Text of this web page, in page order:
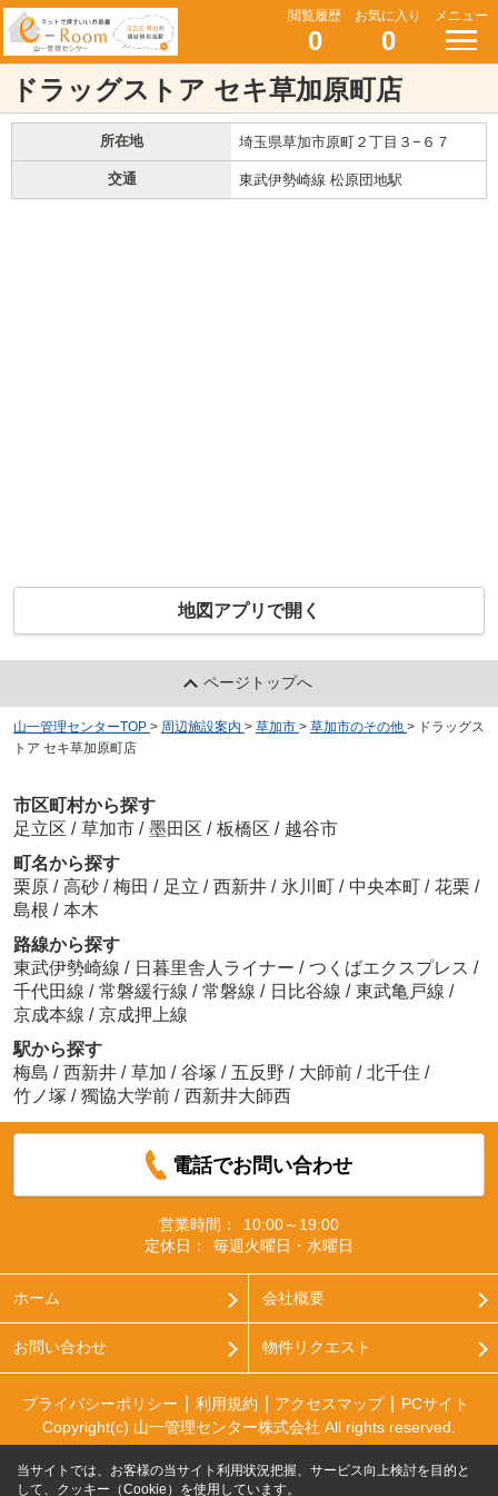
閲覧履歴
0
お気に入り
0
メニュー
ドラッグストア セキ草加原町店
所在地 埼玉県草加市原町２丁目３−６７
交通 東武伊勢崎線 松原団地駅
地図アプリで開く
ページトップへ
山一管理センターTOP > 周辺施設案内 > 草加市 > 草加市のその他 > ドラッグス
トア セキ草加原町店
市区町村から探す
足立区 / 草加市 / 墨田区 / 板橋区 / 越谷市
町名から探す
栗原 / 高砂 / 梅田 / 足立 / 西新井 / 氷川町 / 中央本町 / 花栗 /
島根 / 本木
路線から探す
東武伊勢崎線 / 日暮里舎人ライナー / つくばエクスプレス /
千代田線 / 常磐緩行線 / 常磐線 / 日比谷線 / 東武亀戸線 /
京成本線 / 京成押上線
駅から探す
梅島 / 西新井 / 草加 / 谷塚 / 五反野 / 大師前 / 北千住 /
竹ノ塚 / 獨協大学前 / 西新井大師西
電話でお問い合わせ
営業時間：
10:00～19:00
定休日：
毎週火曜日・水曜日
ホーム 会社概要
お問い合わせ 物件リクエスト
プライバシーポリシー 利用規約 アクセスマップ
PCサイト
Copyright(c) 山一管理センター株式会社 All rights reserved.
当サイトでは、お客様の当サイト利用状況把握、サービス向上検討を目的と
して、クッキー（Cookie）を使用しています。